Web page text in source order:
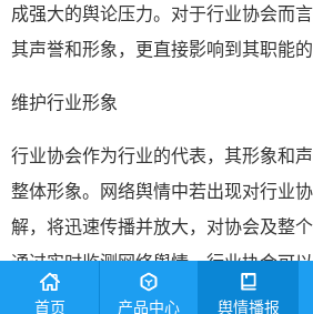
成强大的舆论压力。对于行业协会而
其声誉和形象，更直接影响到其职能
维护行业形象
行业协会作为行业的代表，其形象和
整体形象。网络舆情中若出现对行业
解，将迅速传播并放大，对协会及整
通过实时监测网络舆情，行业协会可
维护行业形象。
首页 产品中心 舆情播报